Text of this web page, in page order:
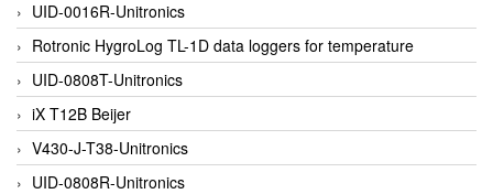
Dias Infrared
DINA Elektronik
Dinel
Di-Soric
Di-Soric
UID-0016R-Unitronics
Rotronic HygroLog TL-1D data loggers for temperature
UID-0808T-Unitronics
iX T12B Beijer
V430-J-T38-Unitronics
UID-0808R-Unitronics